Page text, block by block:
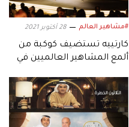
#مشاهير العالم 28 أكتوبر 2021
كارتييه تستضيف كوكبة من
ألمع المشاهير العالميين في